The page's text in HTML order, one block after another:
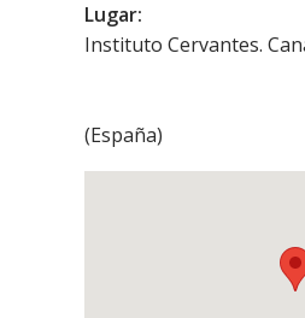
Lugar:
Instituto Cervantes.
(España)